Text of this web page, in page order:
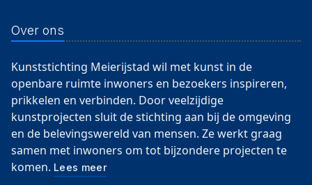
Over ons
Kunststichting Meierijstad wil met kunst in de
openbare ruimte inwoners en bezoekers inspireren,
prikkelen en verbinden. Door veelzijdige
kunstprojecten sluit de stichting aan bij de omgeving
en de belevingswereld van mensen. Ze werkt graag
samen met inwoners om tot bijzondere projecten te
komen. Lees meer